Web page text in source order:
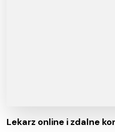
Lekarz online i zdalne